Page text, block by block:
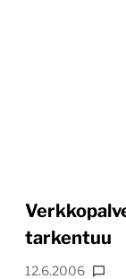
tarkentuu
12.6.2006